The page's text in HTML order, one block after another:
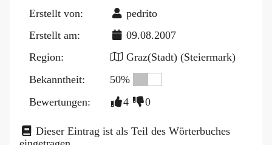
Erstellt von:
pedrito
Erstellt am:
09.08.2007
Region:
Graz(Stadt) (Steiermark)
Bekanntheit:
50%
Bewertungen:
4 0
Dieser Eintrag ist als Teil des Wörterbuches